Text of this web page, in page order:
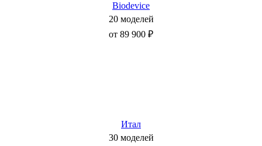
Biodevice
20 моделей
от 89 900 ₽
Итал
30 моделей